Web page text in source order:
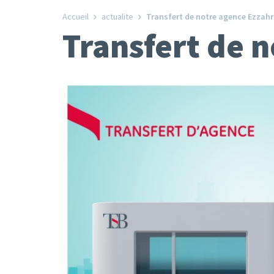
Accueil actualite Transfert de notre agence
Transfert de